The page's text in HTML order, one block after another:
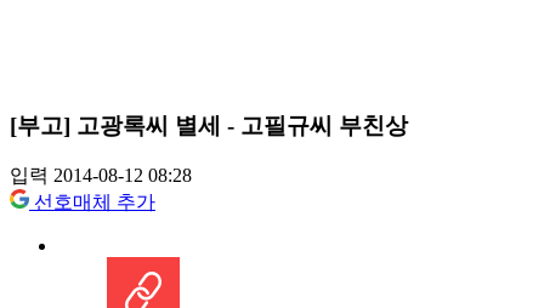
[부고] 고광록씨 별세 - 고필규씨 부친상
입력 2014-08-12 08:28
선호매체 추가